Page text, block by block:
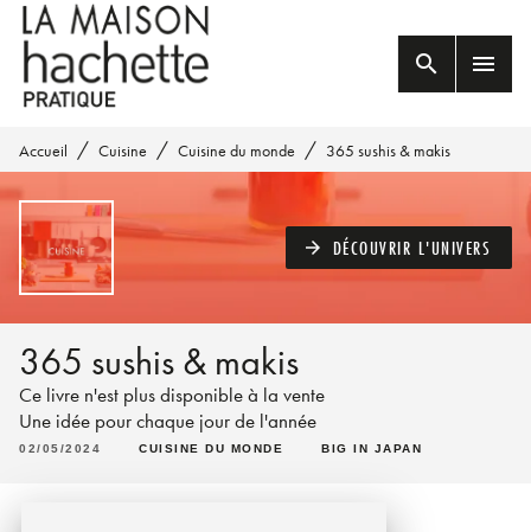
MENU RECHERCHE
PIED DE PAGE
search menu
Accueil / Cuisine / Cuisine du monde / 365 sushis & makis
arrow_forward DÉCOUVRIR L'UNIVERS
365 sushis & makis
Ce livre n'est plus disponible à la vente
Une idée pour chaque jour de l'année
02/05/2024 CUISINE DU MONDE BIG IN JAPAN